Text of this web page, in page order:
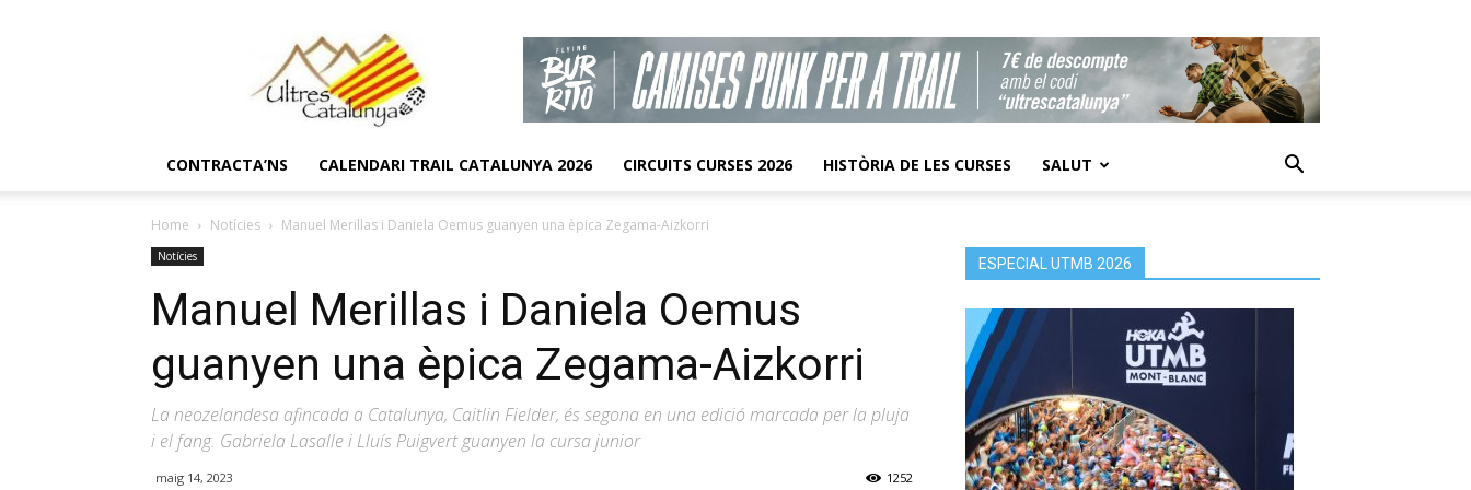
CONTRACTA’NS CALENDARI TRAIL CATALUNYA 2026 CIRCUITS CURSES 2026 HISTÒRIA DE LES CURSES SALUT
Home Notícies Manuel Merillas i Daniela Oemus guanyen una èpica Zegama-Aizkorri
Notícies
Manuel Merillas i Daniela Oemus
guanyen una èpica Zegama-Aizkorri
La neozelandesa afincada a Catalunya, Caitlin Fielder, és segona en una edició marcada per la pluja
i el fang. Gabriela Lasalle i Lluís Puigvert guanyen la cursa junior
maig 14, 2023 1252
ESPECIAL UTMB 2026